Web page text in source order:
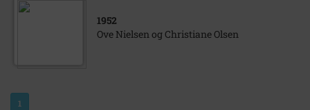
1952
Ove Nielsen og Christiane Olsen
1